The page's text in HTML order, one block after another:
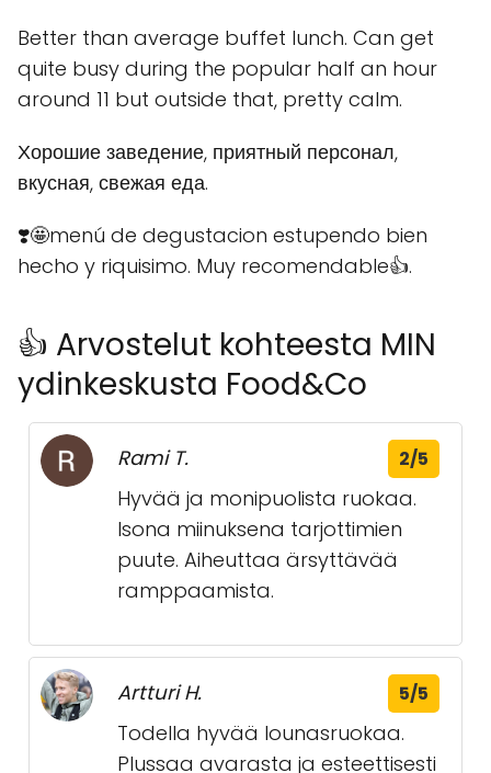
Better than average buffet lunch. Can get
quite busy during the popular half an hour
around 11 but outside that, pretty calm.
Хорошие заведение, приятный персонал,
вкусная, свежая еда.
❣️🤩menú de degustacion estupendo bien
hecho y riquisimo. Muy recomendable👍.
👍 Arvostelut kohteesta MIN
ydinkeskusta Food&Co
Rami T. 2/5
Hyvää ja monipuolista ruokaa.
Isona miinuksena tarjottimien
puute. Aiheuttaa ärsyttävää
ramppaamista.
Artturi H. 5/5
Todella hyvää lounasruokaa.
Plussaa avarasta ja esteettisesti